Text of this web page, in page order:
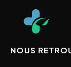
NOUS